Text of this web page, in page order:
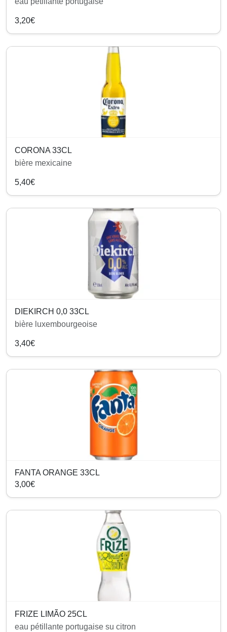
3,20€
CORONA 33CL
bière mexicaine
5,40€
DIEKIRCH 0,0 33CL
bière luxembourgeoise
3,40€
FANTA ORANGE 33CL
3,00€
FRIZE LIMÃO 25CL
eau pétillante portugaise su citron